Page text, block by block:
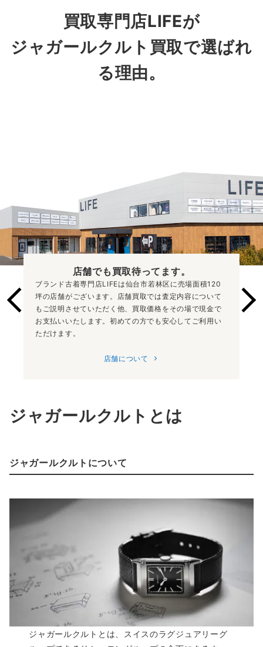
買取専門店LIFEが
ジャガールクルト買取で選ばれ
る理由。
店舗でも買取待ってます。
ブランド古着専門店LIFEは仙台市若林区に売場面積120
坪の店舗がございます。店舗買取では査定内容について
もご説明させていただく他、買取価格をその場で現金で
お支払いいたします。初めての方でも安心してご利用い
ただけます。
店舗について
ジャガールクルトとは
ジャガールクルトについて
ジャガールクルトとは、スイスのラグジュアリーグ